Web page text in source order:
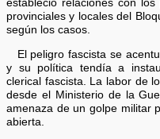
estableció relaciones con
provinciales y locales del
según los casos.
El peligro fascista se
y su política tendía a
clerical fascista. La labor de
desde el Ministerio de la
amenaza de un golpe militar
abierta.